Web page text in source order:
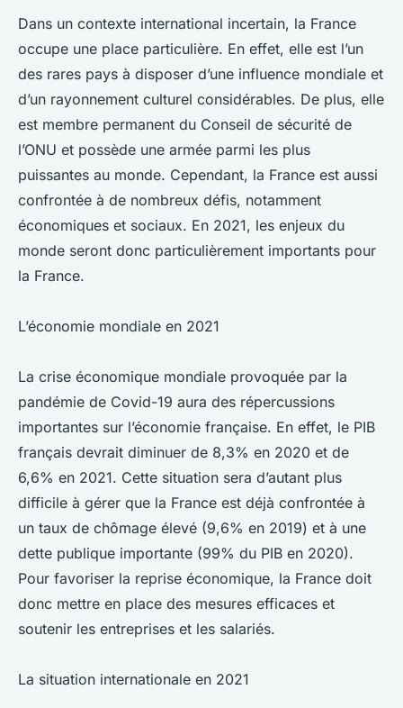
Dans un contexte international incertain, la France
occupe une place particulière. En effet, elle est l’un
des rares pays à disposer d’une influence mondiale et
d’un rayonnement culturel considérables. De plus, elle
est membre permanent du Conseil de sécurité de
l’ONU et possède une armée parmi les plus
puissantes au monde. Cependant, la France est aussi
confrontée à de nombreux défis, notamment
économiques et sociaux. En 2021, les enjeux du
monde seront donc particulièrement importants pour
la France.
L’économie mondiale en 2021
La crise économique mondiale provoquée par la
pandémie de Covid-19 aura des répercussions
importantes sur l’économie française. En effet, le PIB
français devrait diminuer de 8,3% en 2020 et de
6,6% en 2021. Cette situation sera d’autant plus
difficile à gérer que la France est déjà confrontée à
un taux de chômage élevé (9,6% en 2019) et à une
dette publique importante (99% du PIB en 2020).
Pour favoriser la reprise économique, la France doit
donc mettre en place des mesures efficaces et
soutenir les entreprises et les salariés.
La situation internationale en 2021